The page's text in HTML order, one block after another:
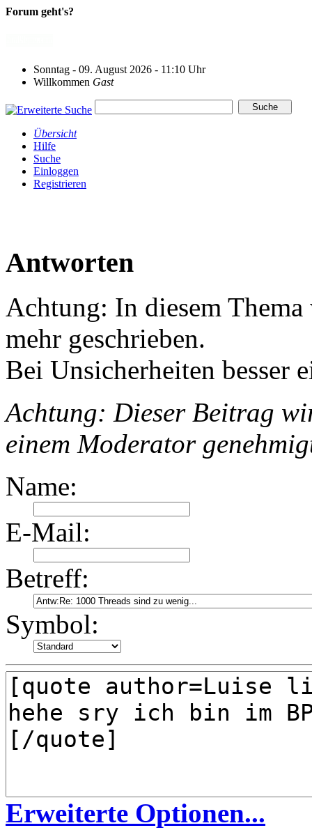
Forum geht's?
Sonntag - 09. August 2026 - 11:10 Uhr
Willkommen Gast
Übersicht
Hilfe
Suche
Einloggen
Registrieren
Antworten
Achtung: In diesem
mehr geschrieben.
Bei Unsicherheiten besser
Achtung: Dieser Beitrag
einem Moderator
Name:
E-Mail:
Betreff:
Symbol:
Erweiterte Optionen...